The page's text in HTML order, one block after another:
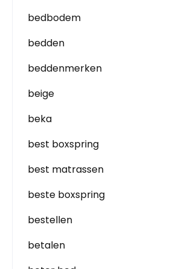
bedbodem
bedden
beddenmerken
beige
beka
best boxspring
best matrassen
beste boxspring
bestellen
betalen